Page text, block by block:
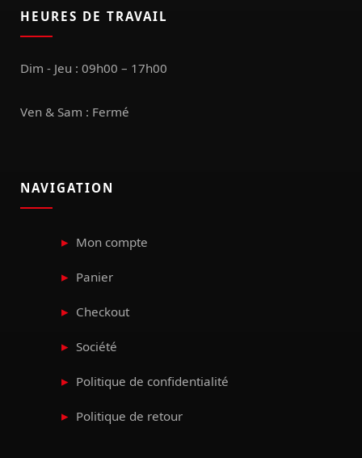
HEURES DE TRAVAIL
Dim - Jeu : 09h00 – 17h00
Ven & Sam : Fermé
NAVIGATION
Mon compte
Panier
Checkout
Société
Politique de confidentialité
Politique de retour